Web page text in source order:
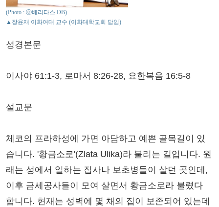
(Photo : ⓒ베리타스 DB)
▲장윤재 이화여대 교수 (이화대학교회 담임)
성경본문
이사야 61:1-3, 로마서 8:26-28, 요한복음 16:5-8
설교문
체코의 프라하성에 가면 아담하고 예쁜 골목길이 있
습니다. '황금소로'(Zlata Ulika)라 불리는 길입니다. 원
래는 성에서 일하는 집사나 보초병들이 살던 곳인데,
이후 금세공사들이 모여 살면서 황금소로라 불렸다
합니다. 현재는 성벽에 몇 채의 집이 보존되어 있는데